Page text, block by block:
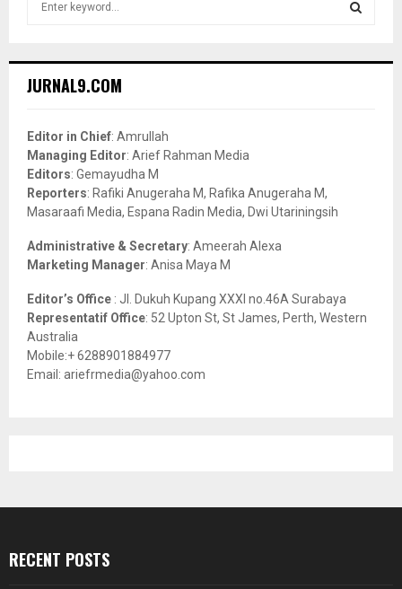
h
o
r
:
JURNAL9.COM
Editor in Chief: Amrullah
Managing Editor: Arief Rahman Media
Editors: Gemayudha M
Reporters: Rafiki Anugeraha M, Rafika Anugeraha M,
Masaraafi Media, Espana Radin Media, Dwi Utariningsih
Administrative & Secretary: Ameerah Alexa
Marketing Manager: Anisa Maya M
Editor’s Office : Jl. Dukuh Kupang XXXI no.46A Surabaya
Representatif Office: 52 Upton St, St James, Perth, Western
Australia
Mobile:+ 6288901884977
Email: ariefrmedia@yahoo.com
RECENT POSTS